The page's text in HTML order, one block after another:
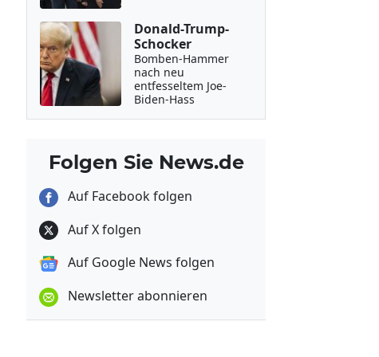
Donald-Trump-
Schocker
Bomben-Hammer
nach neu
entfesseltem Joe-
Biden-Hass
Folgen Sie News.de
Auf Facebook folgen
Auf X folgen
Auf Google News folgen
Newsletter abonnieren